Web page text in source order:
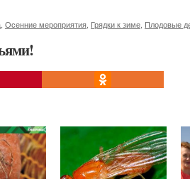
Осенние мероприятия Грядки к зиме Плодовые